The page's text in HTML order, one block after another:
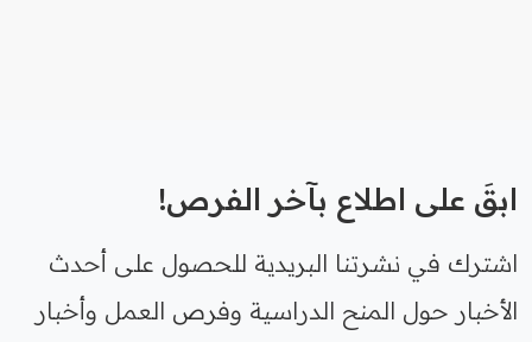
ابقَ على اطلاع بآخر الفرص!
اشترك في نشرتنا البريدية للحصول على أحدث
الأخبار حول المنح الدراسية وفرص العمل وأخبار